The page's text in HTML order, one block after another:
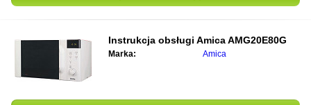
Instrukcja obsługi Amica AMG20E80G
Marka: Amica